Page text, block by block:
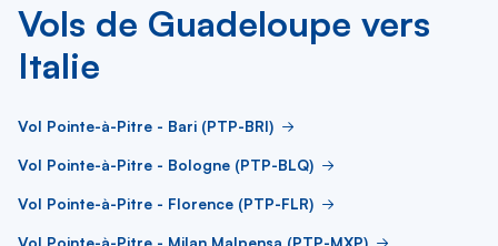
Vols de Guadeloupe vers
Italie
Vol Pointe-à-Pitre - Bari (PTP-BRI)
Vol Pointe-à-Pitre - Bologne (PTP-BLQ)
Vol Pointe-à-Pitre - Florence (PTP-FLR)
Vol Pointe-à-Pitre - Milan Malpensa (PTP-MXP)